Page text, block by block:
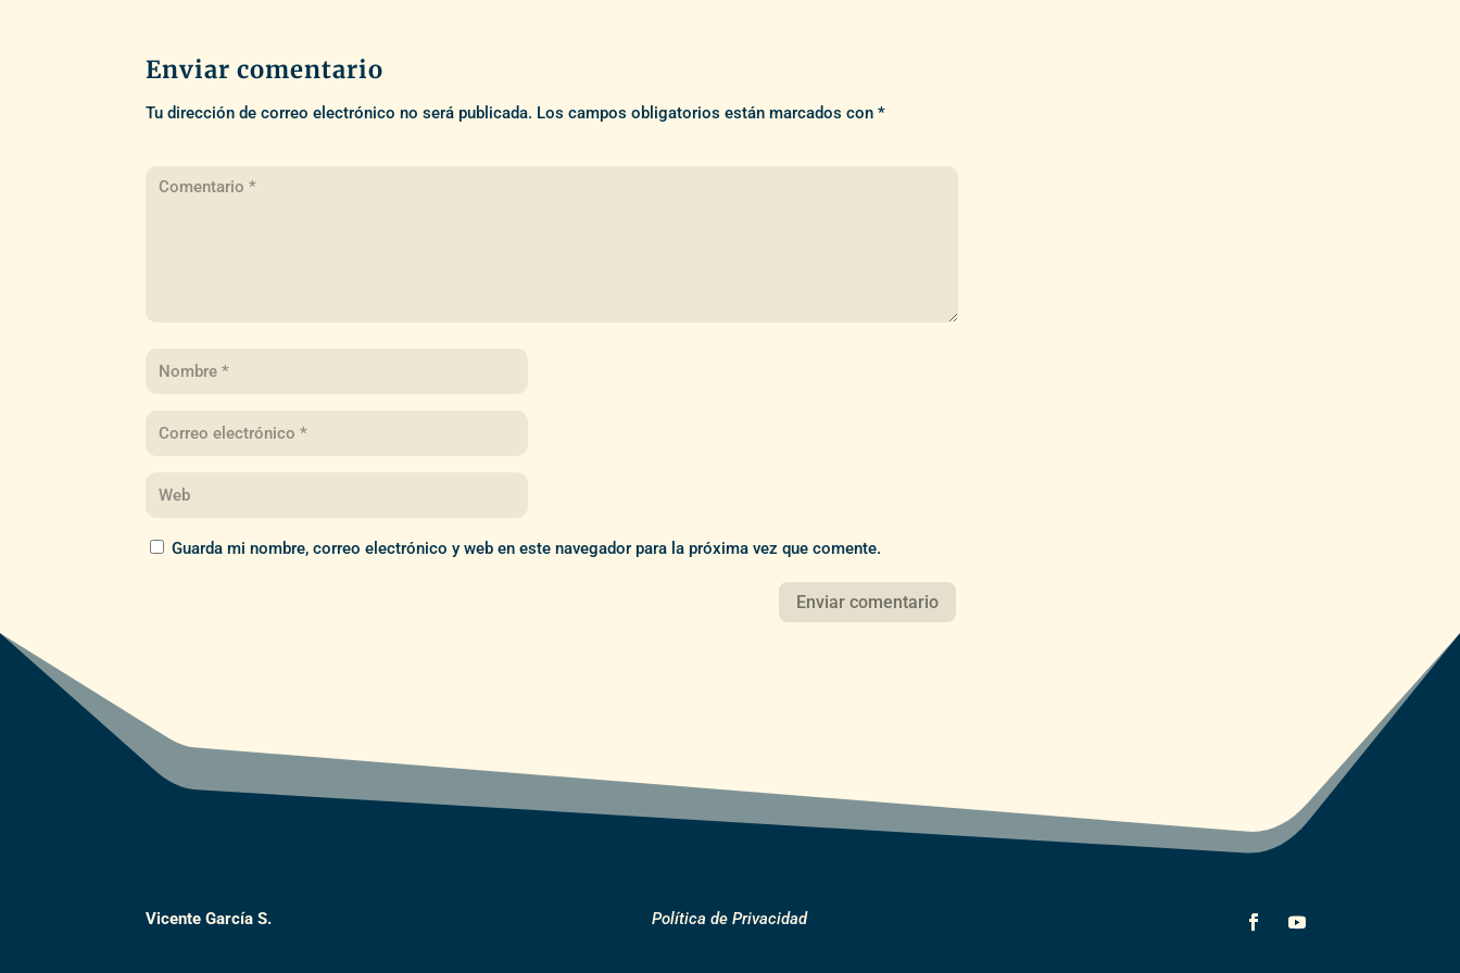
Enviar comentario
Tu dirección de correo electrónico no será publicada. Los campos obligatorios están marcados con*
Guarda mi nombre, correo electrónico y web en este navegador para la próxima vez que comente.
Vicente García S. Política de Privacidad